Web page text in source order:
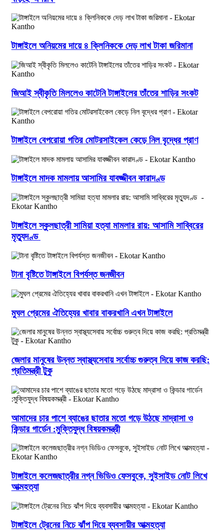
টাঙ্গাইলে অনিয়মের দায়ে ৪ ক্লিনিককে দেড় লাখ টাকা জরিমানা
জিআই স্বীকৃতি মিললেও কাটেনি টাঙ্গাইলের তাঁতের শাড়ির সংকট
টাঙ্গাইলে বেপরোয়া গতির মোটরসাইকেল কেড়ে নিল বৃদ্ধের প্রাণ
টাঙ্গাইলে মাদক মামলায় আসামির যাবজ্জীবন কারাদণ্ড
টাঙ্গাইলে স্কুলছাত্রী সামিয়া হত্যা মামলার রায়: আসামি সাব্বিরের
মৃত্যুদণ্ড
টানা বৃষ্টিতে টাঙ্গাইলে বিপর্যস্ত জনজীবন
মুঘল প্রেমের ঐতিহ্যের খাবার বাকরখানি এখন টাঙ্গাইলে
জেলার মানুষের উন্নত স্বাস্থ্যসেবায় সর্বোচ্চ গুরুত্ব দিয়ে কাজ করছি:
প্রতিমন্ত্রী টুকু
আমাদের চার পাশে ব্যাঙের ছাতার মতো গড়ে উঠছে মাদ্রাসা ও
কিন্ডার গার্ডেন :মুক্তিযুদ্ধ বিষয়কমন্ত্রী
টাঙ্গাইলে কলেজছাত্রীর নগ্ন ভিডিও ফেসবুকে, সুইসাইড নোট লিখে
আত্মহত্যা
টাঙ্গাইলে ট্রেনের নিচে ঝাঁপ দিয়ে ব্যবসায়ীর আত্মহত্যা